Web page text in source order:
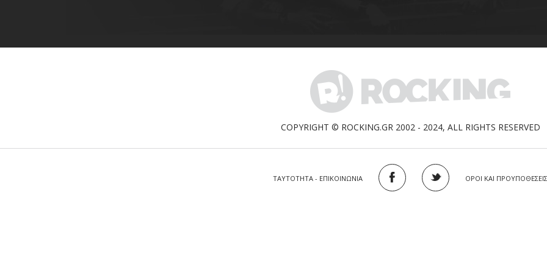
COPYRIGHT © ROCKING.GR 2002 - 2024, ALL RIGHTS RESERVED
ΤΑΥΤΟΤΗΤΑ - ΕΠΙΚΟΙΝΩΝΙΑ ΟΡΟΙ ΚΑΙ ΠΡΟΥΠΟΘΕΣΕΙΣ